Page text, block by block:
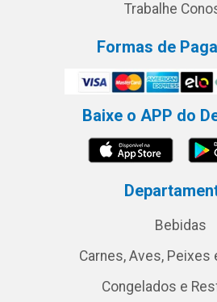
Trabalhe
Formas de
Baixe o APP do
Bebidas
Carnes, Aves, Peixes
Congelados e